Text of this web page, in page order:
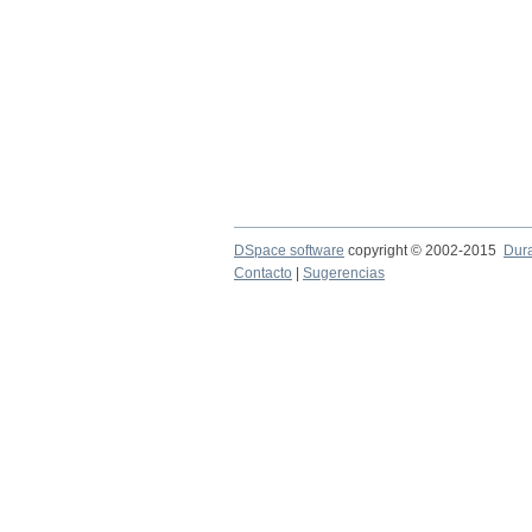
DSpace software copyright © 2002-2015
Contacto
Sugerencias